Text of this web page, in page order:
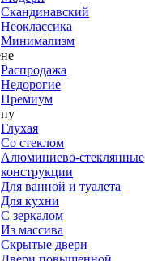
Скандинавский
Неоклассика
Минимализм
Распродажа
Недорогие
Премиум
Глухая
Со стеклом
Алюминиево-стеклянные
конструкции
Для ванной и туалета
Для кухни
С зеркалом
Из массива
Скрытые двери